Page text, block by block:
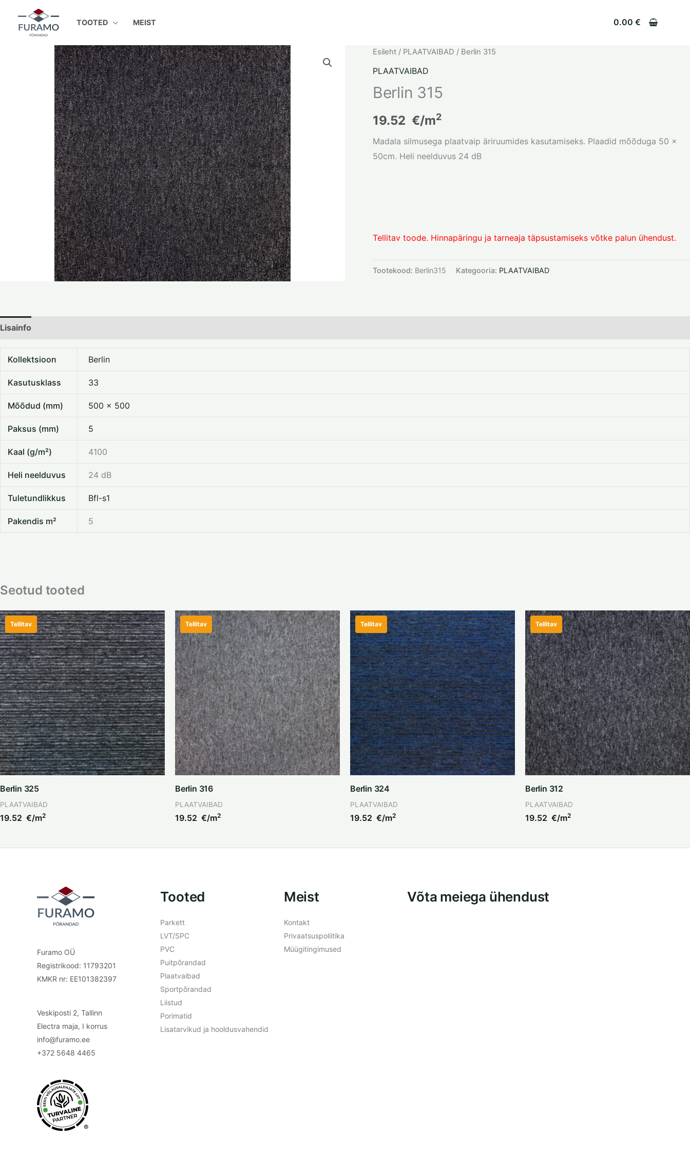
TOOTED MEIST 0.00 €
Esileht/ PLAATVAIBAD / Berlin 315
PLAATVAIBAD
Berlin 315
19.52 €/m2
Madala silmusega plaatvaip äriruumides kasutamiseks. Plaadid mõõduga 50 x
50cm. Heli neelduvus 24 dB
Tellitav toode. Hinnapäringu ja tarneaja täpsustamiseks võtke palun ühendust.
Tootekood: Berlin315 Kategooria: PLAATVAIBAD
Lisainfo
Kollektsioon Berlin
Kasutusklass 33
Mõõdud (mm) 500 x 500
Paksus (mm) 5
Kaal (g/m²) 4100
Heli neelduvus 24 dB
Tuletundlikkus Bfl-s1
Pakendis m² 5
Seotud tooted
Tellitav
Berlin 325
PLAATVAIBAD
19.52 €/m2
Tellitav
Berlin 316
PLAATVAIBAD
19.52 €/m2
Tellitav
Berlin 324
PLAATVAIBAD
19.52 €/m2
Tellitav
Berlin 312
PLAATVAIBAD
19.52 €/m2
Furamo OÜ
Registrikood: 11793201
KMKR nr: EE101382397
Veskiposti 2, Tallinn
Electra maja, I korrus
info@furamo.ee
+372 5648 4465
®
Tooted
Parkett
LVT/SPC
PVC
Puitpõrandad
Plaatvaibad
Sportpõrandad
Liistud
Porimatid
Lisatarvikud ja hooldusvahendid
Meist
Kontakt
Privaatsuspoliitika
Müügitingimused
Võta meiega ühendust